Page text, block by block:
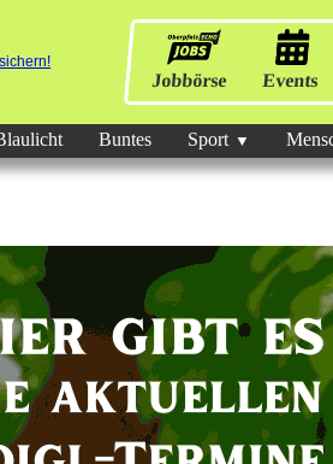
Jobbörse Events
Buntes Sport